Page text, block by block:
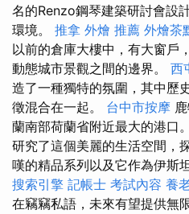
名的Renzo鋼琴建築研討會設
環境。 推拿 外燴 推薦 外燴茶
以前的倉庫大樓中，有大窗戶
動態城市景觀之間的邊界。 西
造了一種獨特的氛圍，其中歷
徵混合在一起。 台中市按摩
蘭南部荷蘭省附近最大的港口
研究了這個美麗的生活空間，
嘆的精品系列以及它作為伊斯
搜索引擎 記帳士 考試內容 養
在竊竊私語，未來有望提供無